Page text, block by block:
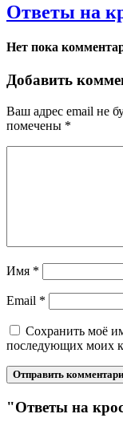
Ответы на
Нет пока
Добавить
Ваш адрес email не
помечены *
Имя *
Email *
Сохранить моё
последующих моих
"Ответы на